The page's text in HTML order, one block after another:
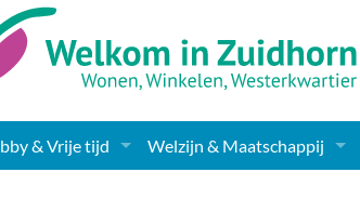
& Vrije tijd Welzijn & Maatschappij